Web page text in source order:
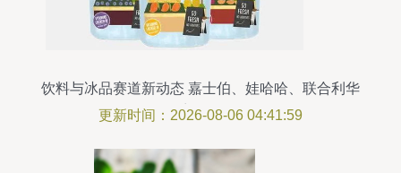
饮料与冰品赛道新动态 嘉士伯、娃哈哈、联合利华
齐发招
更新时间：2026-08-06 04:41:59